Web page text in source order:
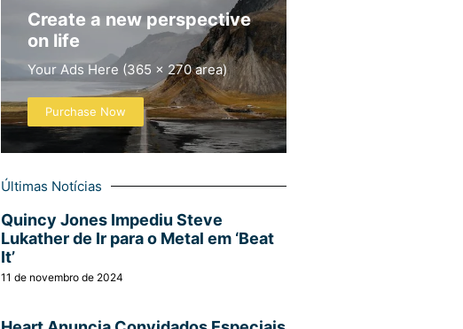
Create a new perspective
on life
Your Ads Here (365 x 270 area)
Purchase Now
Últimas Notícias
Quincy Jones Impediu Steve
Lukather de Ir para o Metal em ‘Beat
It’
11 de novembro de 2024